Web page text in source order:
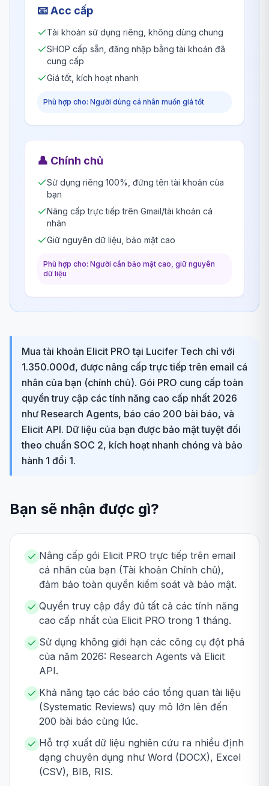
📧Acc cấp
Tài khoản sử dụng riêng, không dùng chung
SHOP cấp sẵn, đăng nhập bằng tài khoản đã
cung cấp
Giá tốt, kích hoạt nhanh
Phù hợp cho: Người dùng cá nhân muốn giá tốt
👤 Chính chủ
Sử dụng riêng 100%, đứng tên tài khoản của
bạn
Nâng cấp trực tiếp trên Gmail/tài khoản cá
nhân
Giữ nguyên dữ liệu, bảo mật cao
Phù hợp cho: Người cần bảo mật cao, giữ nguyên
dữ liệu
Mua tài khoản Elicit PRO tại Lucifer Tech chỉ với
1.350.000đ, được nâng cấp trực tiếp trên email cá
nhân của bạn (chính chủ). Gói PRO cung cấp toàn
quyền truy cập các tính năng cao cấp nhất 2026
như Research Agents, báo cáo 200 bài báo, và
Elicit API. Dữ liệu của bạn được bảo mật tuyệt đối
theo chuẩn SOC 2, kích hoạt nhanh chóng và bảo
hành 1 đổi 1.
Bạn sẽ nhận được gì?
Nâng cấp gói Elicit PRO trực tiếp trên email
cá nhân của bạn (Tài khoản Chính chủ),
đảm bảo toàn quyền kiểm soát và bảo mật.
Quyền truy cập đầy đủ tất cả các tính năng
cao cấp nhất của Elicit PRO trong 1 tháng.
Sử dụng không giới hạn các công cụ đột phá
của năm 2026: Research Agents và Elicit
API.
Khả năng tạo các báo cáo tổng quan tài liệu
(Systematic Reviews) quy mô lớn lên đến
200 bài báo cùng lúc.
Hỗ trợ xuất dữ liệu nghiên cứu ra nhiều định
dạng chuyên dụng như Word (DOCX), Excel
(CSV), BIB, RIS.